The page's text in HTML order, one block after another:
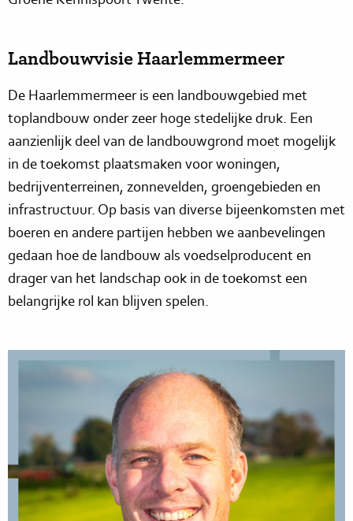
Landbouwvisie Haarlemmermeer
De Haarlemmermeer is een landbouwgebied met
toplandbouw onder zeer hoge stedelijke druk. Een
aanzienlijk deel van de landbouwgrond moet mogelijk
in de toekomst plaatsmaken voor woningen,
bedrijventerreinen, zonnevelden, groengebieden en
infrastructuur. Op basis van diverse bijeenkomsten met
boeren en andere partijen hebben we aanbevelingen
gedaan hoe de landbouw als voedselproducent en
drager van het landschap ook in de toekomst een
belangrijke rol kan blijven spelen.